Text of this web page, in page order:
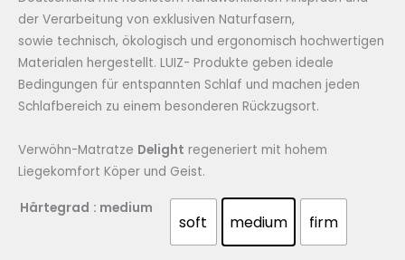
der Verarbeitung von exklusiven Naturfasern,
sowie technisch, ökologisch und ergonomisch hochwertigen
Materialen hergestellt. LUIZ- Produkte geben ideale
Bedingungen für entspannten Schlaf und machen jeden
Schlafbereich zu einem besonderen Rückzugsort.
Verwöhn-Matratze Delight regeneriert mit hohem
Liegekomfort Köper und Geist.
Härtegrad : medium
soft medium firm